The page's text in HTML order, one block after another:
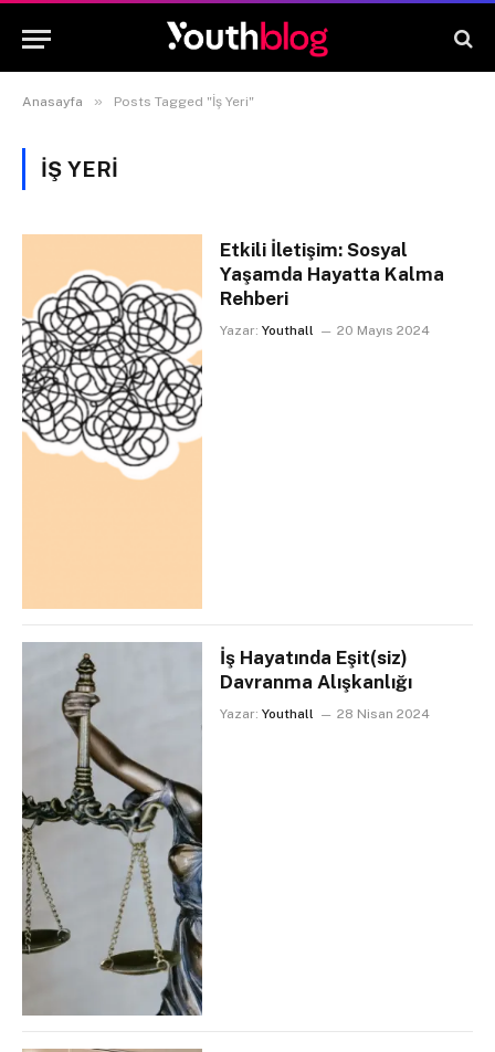
Anasayfa » Posts Tagged "İş Yeri"
İŞ YERI
Etkili İletişim: Sosyal
Yaşamda Hayatta Kalma
Rehberi
Yazar: Youthall 20 Mayıs 2024
İş Hayatında Eşit(siz)
Davranma Alışkanlığı
Yazar: Youthall 28 Nisan 2024